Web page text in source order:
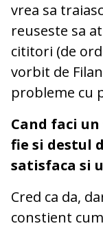
vrea sa
reuseste sa
cititori (de
vorbit de
probleme cu
Cand faci
fie si destul
satisfaca si
Cred ca da,
constient